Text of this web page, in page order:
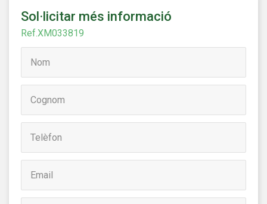
Sol·licitar més informació
Ref.XM033819